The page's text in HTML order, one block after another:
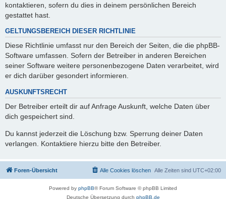
kontaktieren, sofern du dies in deinem persönlichen Bereich
gestattet hast.
GELTUNGSBEREICH DIESER RICHTLINIE
Diese Richtlinie umfasst nur den Bereich der Seiten, die die phpBB-
Software umfassen. Sofern der Betreiber in anderen Bereichen
seiner Software weitere personenbezogene Daten verarbeitet, wird
er dich darüber gesondert informieren.
AUSKUNFTSRECHT
Der Betreiber erteilt dir auf Anfrage Auskunft, welche Daten über
dich gespeichert sind.
Du kannst jederzeit die Löschung bzw. Sperrung deiner Daten
verlangen. Kontaktiere hierzu bitte den Betreiber.
Foren-Übersicht Alle Zeiten sind UTC+02:00
Alle Cookies löschen
Powered by phpBB® Forum Software © phpBB Limited
Deutsche Übersetzung durch phpBB.de